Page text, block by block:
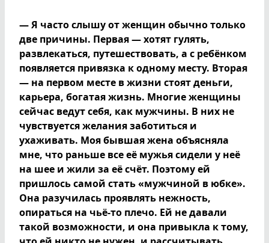
— Я часто слышу от женщин обычно только
две причины. Первая — хотят гулять,
развлекаться, путешествовать, а с ребёнком
появляется привязка к одному месту. Вторая
— на первом месте в жизни стоят деньги,
карьера, богатая жизнь. Многие женщины
сейчас ведут себя, как мужчины. В них не
чувствуется желания заботиться и
ухаживать. Моя бывшая жена объясняла
мне, что раньше все её мужья сидели у неё
на шее и жили за её счёт. Поэтому ей
пришлось самой стать «мужчиной в юбке».
Она разучилась проявлять нежность,
опираться на чьё-то плечо. Ей не давали
такой возможности, и она привыкла к тому,